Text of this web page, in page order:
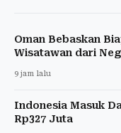
Oman Bebaskan
Wisatawan dari
9 jam lalu
Indonesia Masuk
Rp327 Juta